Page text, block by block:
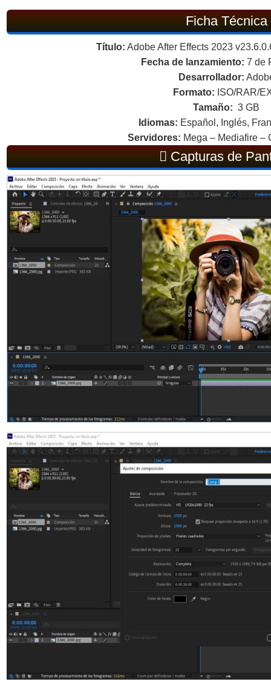
Ficha Técnica
Título: Adobe After Effects 2023
Fecha de lanzamiento: 7 de
Desarrollador:
Formato: ISO/RAR/
Tamaño: 3 GB
Idiomas: Español, Inglés,
Servidores: Mega – Mediafire –
Capturas de